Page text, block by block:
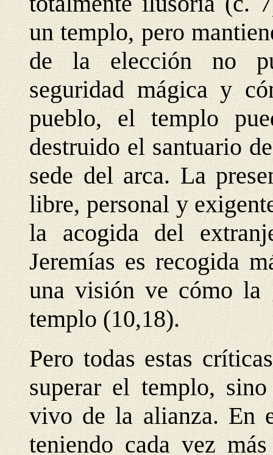
un templo, pero
de la elección no
seguridad mágica y
pueblo, el templo
destruido el santuario
sede del arca. La
libre, personal y
la acogida del
Jeremías es recogida
una visión ve cómo la
templo (10,18).
Pero todas estas
superar el templo,
vivo de la alianza. En
teniendo cada vez